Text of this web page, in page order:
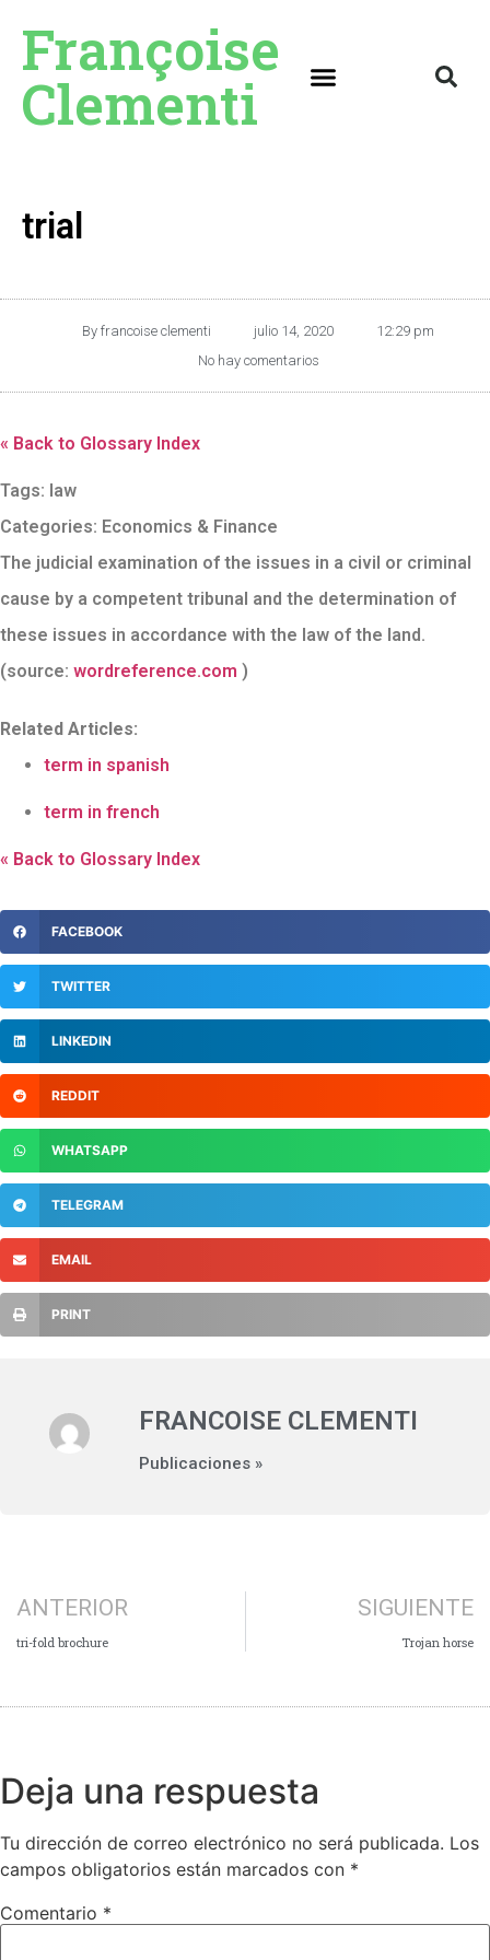
Françoise
Clementi
trial
By francoise clementi julio 14, 2020
12:29 pm
No hay comentarios
« Back to Glossary Index
Tags: law
Categories: Economics & Finance
The judicial examination of the issues in a civil or criminal
cause by a competent tribunal and the determination of
these issues in accordance with the law of the land.
(source: wordreference.com )
Related Articles:
term in spanish
term in french
« Back to Glossary Index
FACEBOOK
TWITTER
LINKEDIN
REDDIT
WHATSAPP
TELEGRAM
EMAIL
PRINT
FRANCOISE CLEMENTI
Publicaciones »
ANTERIOR
tri-fold brochure
SIGUIENTE
Trojan horse
Deja una respuesta
Tu dirección de correo electrónico no será publicada. Los
campos obligatorios están marcados con *
Comentario *